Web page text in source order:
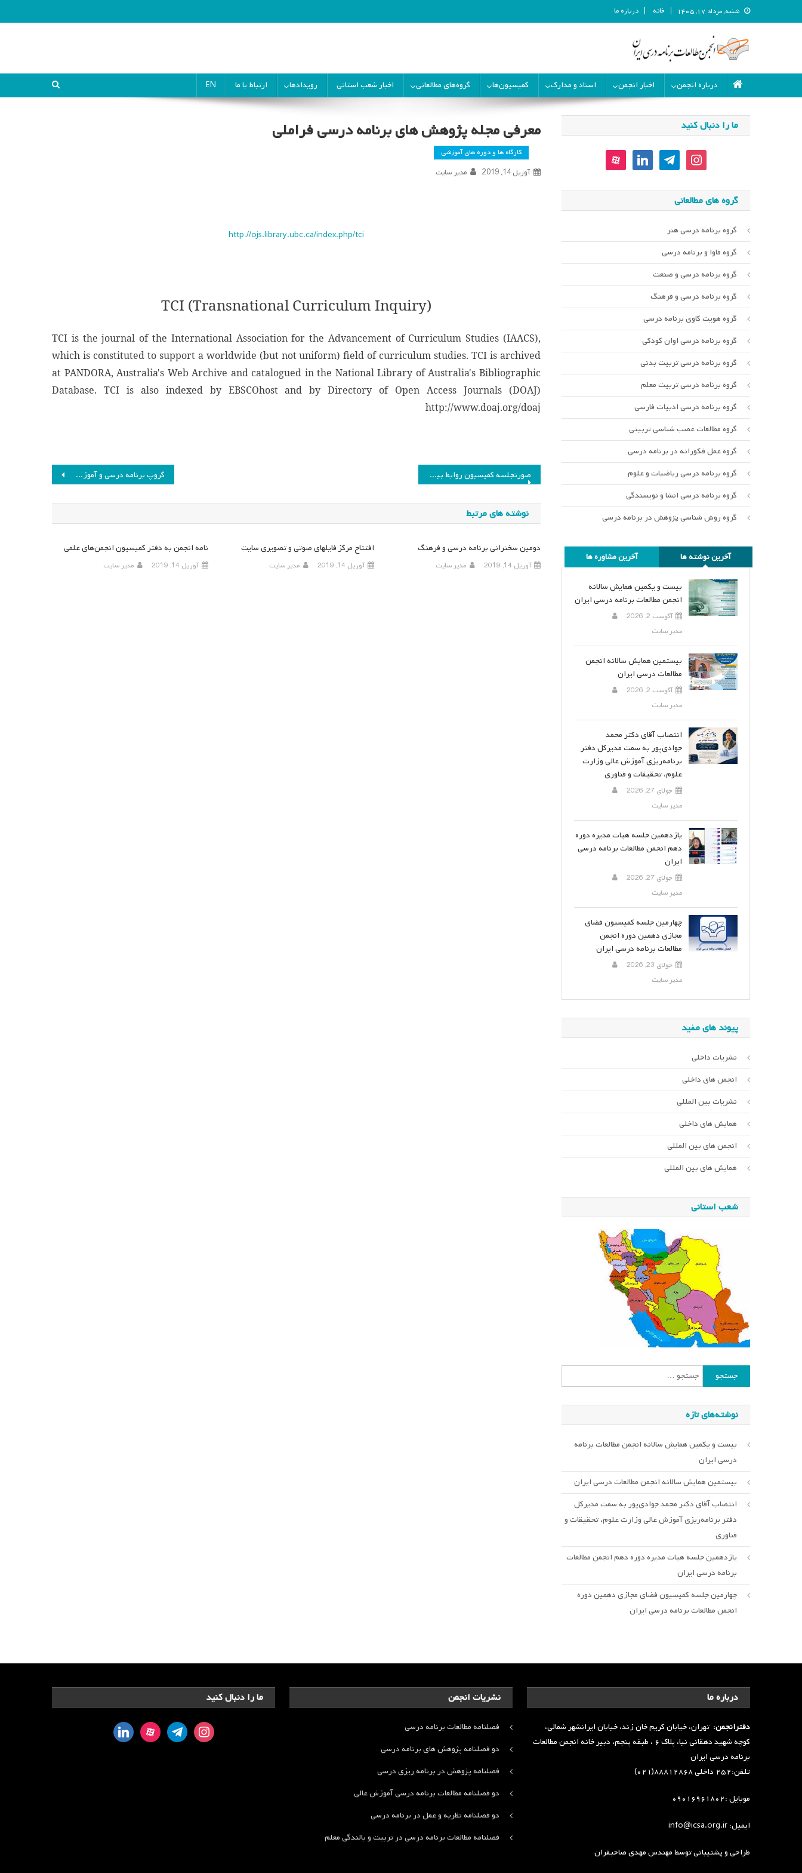
شنبه, مرداد ۱۷, ۱۴۰۵ خانه درباره ما
انجمن مطالعات برنامه درسی ایران
درباره انجمن
اخبار انجمن اسناد و مدارک کمیسیون‌ها گروه‌های مطالعاتی اخبار شعب استانی رویدادها ارتباط با ما EN
معرفی مجله پژوهش های برنامه درسی فراملی
کارگاه ها و دوره های آموزشی
آوریل 14, 2019 مدیر سایت
http://ojs.library.ubc.ca/index.php/tci
TCI (Transnational Curriculum Inquiry)
TCI is the journal of the International Association for the Advancement of Curriculum Studies (IAACS),
which is constituted to support a worldwide (but not uniform) field of curriculum studies. TCI is archived
at PANDORA, Australia's Web Archive and catalogued in the National Library of Australia's Bibliographic
Database. TCI is also indexed by EBSCOhost and by Directory of Open Access Journals (DOAJ)
http://www.doaj.org/doaj
راهبری
نوشته
گروپ برنامه درسی و آموزش علوم برگزار می‌کند صورتجلسه کمیسیون روابط بین‌الملل ۴ بهمن ماه
نوشته های مرتبط
نامه انجمن به دفتر کمیسیون انجمن‌های علمی
آوریل 14, 2019 مدیر سایت
افتتاح مرکز فایلهای صوتی و تصویری سایت
آوریل 14, 2019 مدیر سایت
دومین سخنرانی برنامه درسی و فرهنگ
آوریل 14, 2019 مدیر سایت
ما را دنبال کنید
instagram
telegram
linkedin
aparat
گروه های مطالعاتی
گروه برنامه درسی هنر
گروه فاوا و برنامه درسی
گروه برنامه درسی و صنعت
گروه برنامه درسی و فرهنگ
گروه هویت کاوی برنامه درسی
گروه برنامه درسی اوان کودکی
گروه برنامه درسی تربیت بدنی
گروه برنامه درسی تربیت معلم
گروه برنامه درسی ادبیات فارسی
گروه مطالعات عصب شناسی تربیتی
گروه عمل فکورانه در برنامه درسی
گروه برنامه درسی ریاضیات و علوم
گروه برنامه درسی انشا و نویسندگی
گروه روش شناسی پژوهش در برنامه درسی
آخرین نوشته ها آخرین مشاوره ها
بیست و یکمین همایش سالانه
انجمن مطالعات برنامه درسی ایران
آگوست 2, 2026
مدیر سایت
بیستمین همایش سالانه انجمن
مطالعات درسی ایران
آگوست 2, 2026
مدیر سایت
انتصاب آقای دکتر محمد
جوادی‌پور به سمت مدیرکل دفتر
برنامه‌ریزی آموزش عالی وزارت
علوم، تحقیقات و فناوری
جولای 27, 2026
مدیر سایت
یازدهمین جلسه هیات مدیره دوره
دهم انجمن مطالعات برنامه درسی
ایران
جولای 27, 2026
مدیر سایت
چهارمین جلسه کمیسیون فضای
مجازی دهمین دوره انجمن
مطالعات برنامه درسی ایران
جولای 23, 2026
مدیر سایت
پیوند های مفید
نشریات داخلی
انجمن های داخلی
نشریات بین المللی
همایش های داخلی
انجمن های بین المللی
همایش های بین المللی
شعب استانی
جستجو
برای:
نوشته‌های تازه
بیست و یکمین همایش سالانه انجمن مطالعات برنامه
درسی ایران
بیستمین همایش سالانه انجمن مطالعات درسی ایران
انتصاب آقای دکتر محمد جوادی‌پور به سمت مدیرکل
دفتر برنامه‌ریزی آموزش عالی وزارت علوم، تحقیقات و
فناوری
یازدهمین جلسه هیات مدیره دوره دهم انجمن مطالعات
برنامه درسی ایران
چهارمین جلسه کمیسیون فضای مجازی دهمین دوره
انجمن مطالعات برنامه درسی ایران
ما را دنبال کنید
instagram
telegram
aparat
linkedin
نشریات انجمن
فصلنامه مطالعات برنامه درسی
دو فصلنامه پژوهش های برنامه درسی
فصلنامه پژوهش در برنامه ریزی درسی
دو فصلنامه مطالعات برنامه درسی آموزش عالی
دو فصلنامه نظریه و عمل در برنامه درسی
فصلنامه مطالعات برنامه درسی در تربیت و بالندگی معلم
درباره ما
دفترانجمن: تهران، خیابان کریم خان زند، خیابان ایرانشهر شمالی،
کوچه شهید دهقانی نیا، پلاک ۶ ، طبقه پنجم، دبیر خانه انجمن مطالعات
برنامه درسی ایران
تلفن:۲۵۲ داخلی ۸۸۸۱۲۸۶۸(۰۲۱)
موبایل :۰۹۰۱۶۹۶۱۸۰۲
ایمیل: info@icsa.org.ir
طراحی و پشتیبانی توسطمهندس مهدی صاحبقران